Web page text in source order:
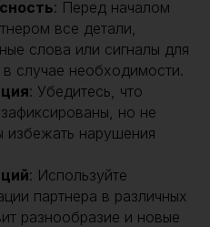
: Перед началом
все детали,
слова или сигналы для
случае необходимости.
: Убедитесь, что
но не
избежать нарушения
: Используйте
партнера в различных
разнообразие и новые